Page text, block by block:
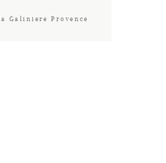
Galiniere Provence